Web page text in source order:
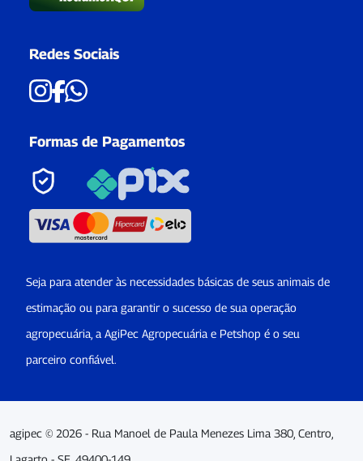
Redes Sociais
Formas de Pagamentos
Seja para atender às necessidades básicas de seus animais de
estimação ou para garantir o sucesso de sua operação
agropecuária, a AgiPec Agropecuária e Petshop é o seu
parceiro confiável.
agipec © 2026 - Rua Manoel de Paula Menezes Lima 380, Centro,